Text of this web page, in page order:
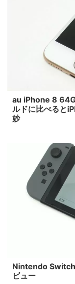
au iPhone 8
ルドに比べると
妙
Nintendo
ビュー